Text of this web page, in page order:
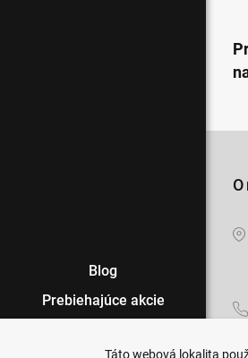
O
Blog
Prebiehajúce akcie
Táto webová lokalita